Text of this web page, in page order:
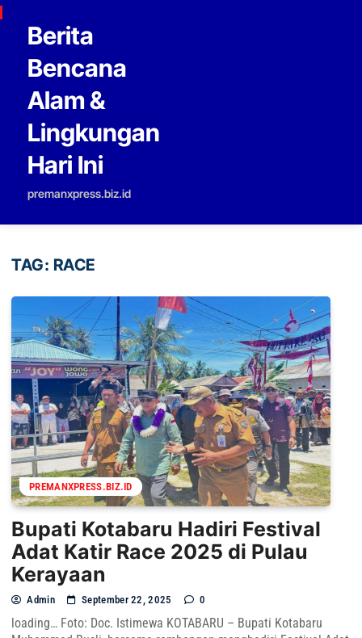
Skip to content
Berita
Bencana
Alam &
Lingkungan
Hari Ini
premanxpress.biz.id
TAG: RACE
PREMANXPRESS.BIZ.ID
Bupati Kotabaru Hadiri Festival
Adat Katir Race 2025 di Pulau
Kerayaan
Admin September 22, 2025 0
loading… Foto: Doc. Istimewa KOTABARU – Bupati Kotabaru